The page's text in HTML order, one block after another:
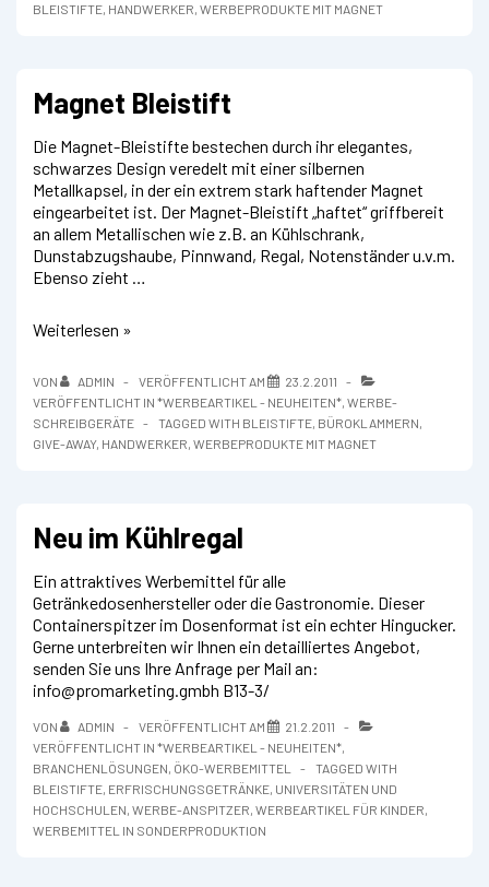
BLEISTIFTE, HANDWERKER, WERBEPRODUKTE MIT MAGNET
Magnet Bleistift
Die Magnet-Bleistifte bestechen durch ihr elegantes,
schwarzes Design veredelt mit einer silbernen
Metallkapsel, in der ein extrem stark haftender Magnet
eingearbeitet ist. Der Magnet-Bleistift „haftet“ griffbereit
an allem Metallischen wie z.B. an Kühlschrank,
Dunstabzugshaube, Pinnwand, Regal, Notenständer u.v.m.
Ebenso zieht …
Magnet
Weiterlesen »
VON ADMIN VERÖFFENTLICHT AM
23.2.2011
VERÖFFENTLICHT IN *WERBEARTIKEL - NEUHEITEN*, WERBE-
SCHREIBGERÄTE
TAGGED WITH BLEISTIFTE, BÜROKLAMMERN,
GIVE-AWAY, HANDWERKER, WERBEPRODUKTE MIT MAGNET
Neu im Kühlregal
Ein attraktives Werbemittel für alle
Getränkedosenhersteller oder die Gastronomie. Dieser
Containerspitzer im Dosenformat ist ein echter Hingucker.
Gerne unterbreiten wir Ihnen ein detailliertes Angebot,
senden Sie uns Ihre Anfrage per Mail an:
info@promarketing.gmbh B13-3/
VON ADMIN VERÖFFENTLICHT AM
21.2.2011
VERÖFFENTLICHT IN *WERBEARTIKEL - NEUHEITEN*,
BRANCHENLÖSUNGEN, ÖKO-WERBEMITTEL
TAGGED WITH
BLEISTIFTE, ERFRISCHUNGSGETRÄNKE, UNIVERSITÄTEN UND
HOCHSCHULEN, WERBE-ANSPITZER, WERBEARTIKEL FÜR KINDER,
WERBEMITTEL IN SONDERPRODUKTION